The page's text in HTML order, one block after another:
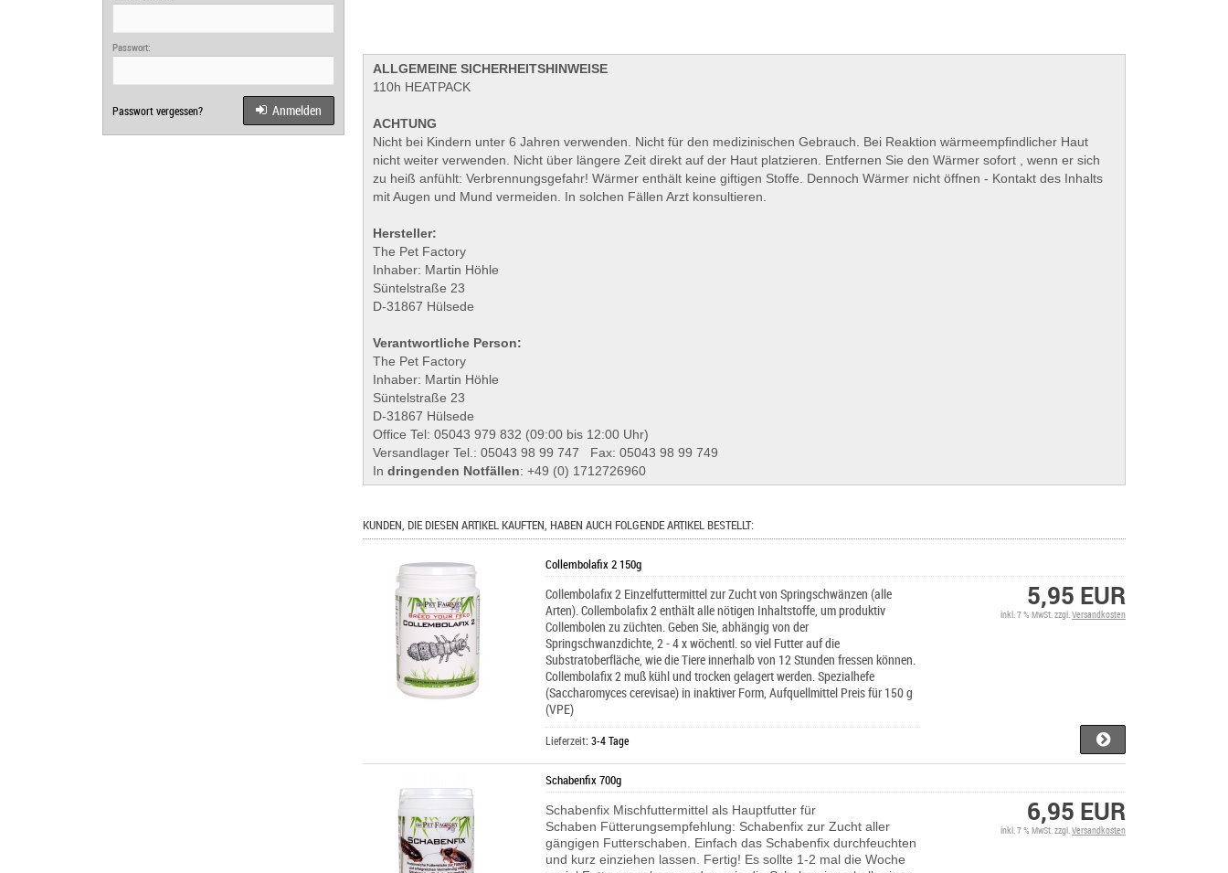
ALLGEMEINE SICHERHEITSHINWEISE
110h HEATPACK
ACHTUNG
Nicht bei Kindern unter 6 Jahren verwenden. Nicht für den medizinischen Gebrauch. Bei Reaktion wärmeempfindlicher Haut
nicht weiter verwenden. Nicht über längere Zeit direkt auf der Haut platzieren. Entfernen Sie den Wärmer sofort , wenn er sich
zu heiß anfühlt: Verbrennungsgefahr! Wärmer enthält keine giftigen Stoffe. Dennoch Wärmer nicht öffnen - Kontakt des Inhalts
mit Augen und Mund vermeiden. In solchen Fällen Arzt konsultieren.
Hersteller:
The Pet Factory
Inhaber: Martin Höhle
Süntelstraße 23
D-31867 Hülsede
Verantwortliche Person:
The Pet Factory
Inhaber: Martin Höhle
Süntelstraße 23
D-31867 Hülsede
Office Tel: 05043 979 832 (09:00 bis 12:00 Uhr)
Versandlager Tel.: 05043 98 99 747 Fax: 05043 98 99 749
In dringenden Notfällen: +49 (0) 1712726960
KUNDEN, DIE DIESEN ARTIKEL KAUFTEN, HABEN AUCH FOLGENDE ARTIKEL BESTELLT:
Collembolafix 2 150g
Collembolafix 2 Einzelfuttermittel zur Zucht von Springschwänzen (alle
Arten). Collembolafix 2 enthält alle nötigen Inhaltstoffe, um produktiv
Collembolen zu züchten. Geben Sie, abhängig von der
Springschwanzdichte, 2 - 4 x wöchentl. so viel Futter auf die
Substratoberfläche, wie die Tiere innerhalb von 12 Stunden fressen können.
Collembolafix 2 muß kühl und trocken gelagert werden. Spezialhefe
(Saccharomyces cerevisae) in inaktiver Form, Aufquellmittel Preis für 150 g
(VPE)
Lieferzeit:3-4 Tage
5,95 EUR
inkl. 7 % MwSt. zzgl.Versandkosten
Schabenfix 700g
Schabenfix Mischfuttermittel als Hauptfutter für
Schaben Fütterungsempfehlung: Schabenfix zur Zucht aller
gängigen Futterschaben. Einfach das Schabenfix durchfeuchten
und kurz einziehen lassen. Fertig! Es sollte 1-2 mal die Woche
6,95 EUR
inkl. 7 % MwSt. zzgl.Versandkosten
Passwort:
Passwort vergessen? Anmelden